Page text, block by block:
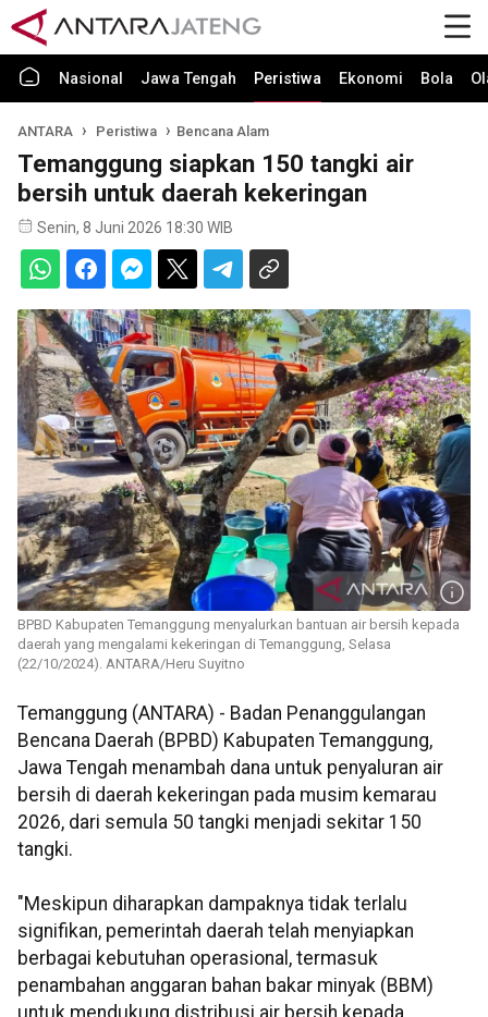
Nasional Jawa Tengah Peristiwa Ekonomi Bola
ANTARA Peristiwa Bencana Alam
Temanggung siapkan 150 tangki air
bersih untuk daerah kekeringan
Senin, 8 Juni 2026 18:30 WIB
BPBD Kabupaten Temanggung menyalurkan bantuan air bersih kepada
daerah yang mengalami kekeringan di Temanggung, Selasa
(22/10/2024). ANTARA/Heru Suyitno
Temanggung (ANTARA) - Badan Penanggulangan
Bencana Daerah (BPBD) Kabupaten Temanggung,
Jawa Tengah menambah dana untuk penyaluran air
bersih di daerah kekeringan pada musim kemarau
2026, dari semula 50 tangki menjadi sekitar 150
tangki.
"Meskipun diharapkan dampaknya tidak terlalu
signifikan, pemerintah daerah telah menyiapkan
berbagai kebutuhan operasional, termasuk
penambahan anggaran bahan bakar minyak (BBM)